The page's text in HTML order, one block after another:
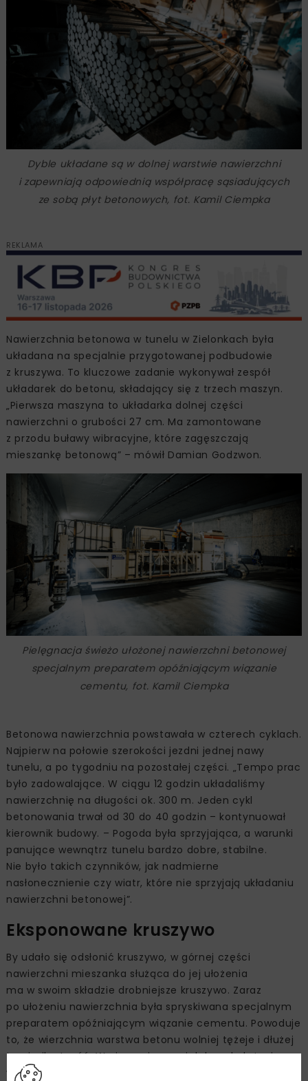
Dyble układane są w dolnej warstwie nawierzchni
i zapewniają odpowiednią współpracę sąsiadujących
ze sobą płyt betonowych, fot. Kamil Ciempka
REKLAMA
Nawierzchnia betonowa w tunelu w Zielonkach była
układana na specjalnie przygotowanej podbudowie
z kruszywa. To kluczowe zadanie wykonywał zespół
układarek do betonu, składający się z trzech maszyn.
„Pierwsza maszyna to układarka dolnej części
nawierzchni o grubości 27 cm. Ma zamontowane
z przodu buławy wibracyjne, które zagęszczają
mieszankę betonową” – mówił Damian Godzwon.
Pielęgnacja świeżo ułożonej nawierzchni betonowej
specjalnym preparatem opóźniającym wiązanie
cementu, fot. Kamil Ciempka
Betonowa nawierzchnia powstawała w czterech cyklach.
Najpierw na połowie szerokości jezdni jednej nawy
tunelu, a po tygodniu na pozostałej części. „Tempo prac
było zadowalające. W ciągu 12 godzin układaliśmy
nawierzchnię na długości ok. 300 m. Jeden cykl
betonowania trwał od 30 do 40 godzin – kontynuował
kierownik budowy. – Pogoda była sprzyjająca, a warunki
panujące wewnątrz tunelu bardzo dobre, stabilne.
Nie było takich czynników, jak nadmierne
nasłonecznienie czy wiatr, które nie sprzyjają układaniu
nawierzchni betonowej”.
Eksponowane kruszywo
By udało się odsłonić kruszywo, w górnej części
nawierzchni mieszanka służąca do jej ułożenia
ma w swoim składzie drobniejsze kruszywo. Zaraz
po ułożeniu nawierzchnia była spryskiwana specjalnym
preparatem opóźniającym wiązanie cementu. Powoduje
to, że wierzchnia warstwa betonu wolniej tężeje i dłużej
traci wilgotność. W ciągu pierwszej doby od ułożenia
wjeżdżały na nią pojazdy z obrotowymi, metalowymi